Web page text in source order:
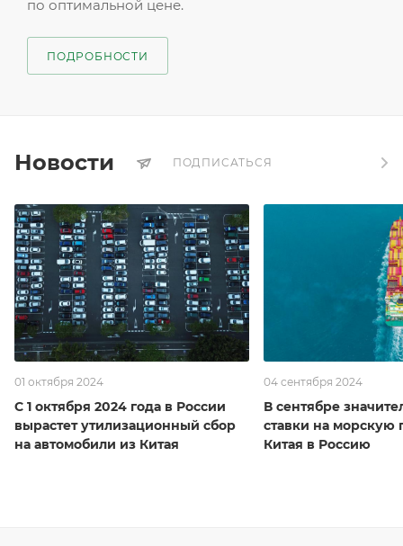
по оптимальной цене.
ПОДРОБНОСТИ
Новости ПОДПИСАТЬСЯ
01 октября 2024
С 1 октября 2024 года в России
вырастет утилизационный сбор
на автомобили из Китая
04 сентября 2024
В сентябре
ставки на морскую
Китая в Россию